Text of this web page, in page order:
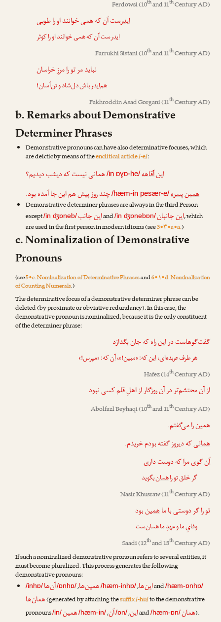
Ferdowsi(10thand 11thCentury AD)
ایدر‌ست آن که همی خوانند او را طوبی
ایدر‌ست آن که همی خوانند او را کوثر
Farrukhi Sistani(10thand 11thCentury AD)
نباید مر تو را مرزِ خراسان
هم‌ایدرباش دل‌شاد و تن‌آسان!
Fakhroddin Asad Gorgani(11thCentury AD)
b. Remarks about Demonstrative
Determiner Phrases
Demonstrative pronouns can have also determinative focuses, which
are deictic by means of theenclitical article /-e/:
این آقاهه/in ɒɣɒ-he/همانی نیست که دیشب دیدیم؟
همین پسره /hæm-in pesær-e/چند روز پیش هم این جا آمده بود.
Demonstrative determiner phrases are always in the third Person
except/in ʤɒneb/این جانبand/in ʤɒnebɒn/این جانبان, which
are used in the first person in modern idioms (see3•۳•a•a.)
c. Nominalization of Demonstrative
Pronouns
(see5•c. Nominalization of Determinative Phrasesand6•۱•d. Nominalization
of Counting Numerals.)
The determinative focus of a demonstrative determiner phrase can be
deleted (by proximate or obviative redundancy). In this case, the
demonstrative pronoun is nominalized, because it is the only constituent
of the determiner phrase:
گفت‌گوهاست در این راه که جان بگدازد
هر طرف عربده‌ای،اینکه: «مبین!»،آنکه: «مپرس!»
Hafez(14thCentury AD)
ازآنمحتشم‌تر در آن روزگار از اهلِ قلم کسی نبود
Abolfazl Beyhaqi(10thand 11thCentury AD)
همینرا می‌گفتم.
همانی که دیروز گفته بودم خریدم.
آنگوی مرا که دوست داری
گر خلق تو راهمانبگوید
Nasir Khusraw(11thCentury AD)
تو را گر دوستی با ماهمینبود
وفایِ ما و عهدِ ماهمان‌ست
Saadi(12thand 13thCentury AD)
If such a nominalized demonstrative pronoun refers to several entities, it
must become pluralized. This process generates the following
demonstrative pronouns:
/inhɒ/ این‌ها,
/hæm-inhɒ/ همین‌ها,
/ɒnhɒ/آن‌ها and/hæm-ɒnhɒ/
همان‌ها(generated by attaching thesuffix /-hɒ/to the demonstrative
pronouns/in/ این,
/ɒn/آن,
/hæm-in/ همین and/hæm-ɒn/همان).